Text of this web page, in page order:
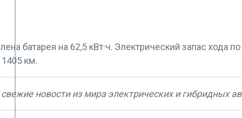
батарея на 62,5 кВт·ч. Электрический запас хода
км.
новости из мира электрических и гибридных